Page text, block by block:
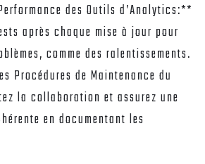
des Outils d’Analytics:**
après chaque mise à jour pour
comme des ralentissements.
Procédures de Maintenance du
la collaboration et assurez une
en documentant les